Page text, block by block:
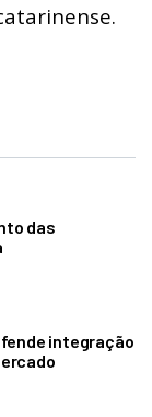
das
integração